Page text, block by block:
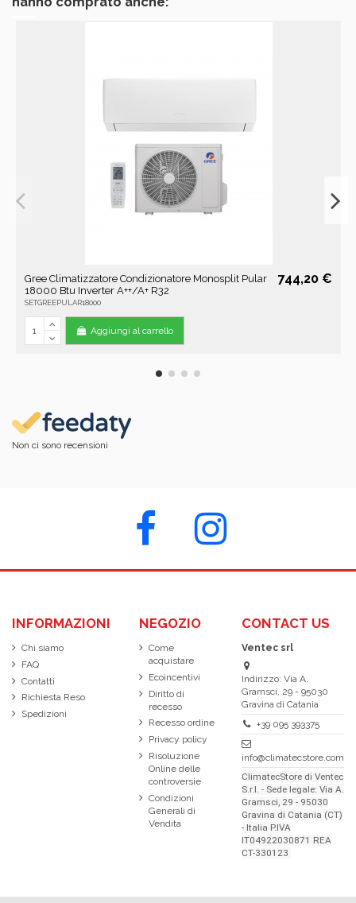
Gree Climatizzatore Condizionatore Monosplit Pular
18000 Btu Inverter A++/A+ R32
SETGREEPULAR18000
744,20 €
Aggiungi al carrello
Non ci sono recensioni
INFORMAZIONI
Chi siamo
FAQ
Contatti
Richiesta Reso
Spedizioni
NEGOZIO
Come
acquistare
Ecoincentivi
Diritto di
recesso
Recesso ordine
Privacy policy
Risoluzione
Online delle
controversie
Condizioni
Generali di
Vendita
CONTACT US
Ventec srl
Indirizzo: Via A.
Gramsci, 29 - 95030
Gravina di Catania
+39 095 393375
info@climatecstore.com
ClimatecStore di Ventec
S.r.l. - Sede legale: Via A.
Gramsci, 29 - 95030
Gravina di Catania (CT)
- Italia P.IVA
IT04922030871 REA
CT-330123